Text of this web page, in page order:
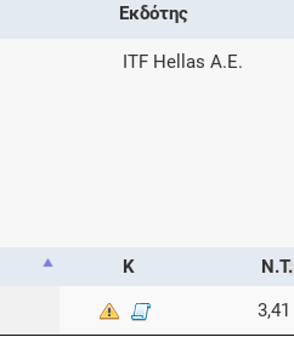
Εκδότης
ITF Hellas Α.Ε.
Κ Ν.Τ.
3,41